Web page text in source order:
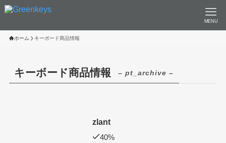
MENU
ホーム キーボード商品情報
キーボード商品情報 – pt_archive –
zlant
40%